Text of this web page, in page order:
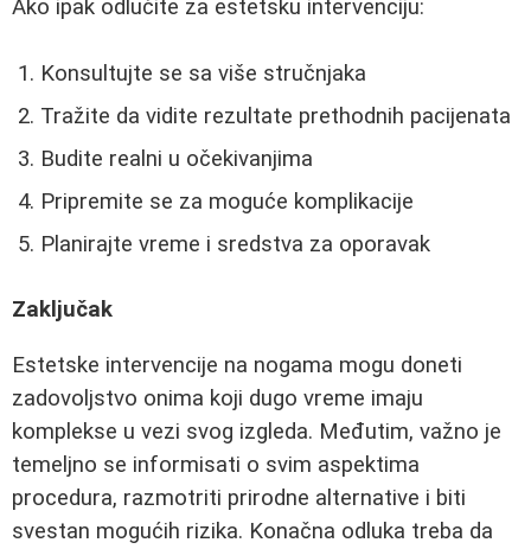
Ako ipak odlučite za estetsku intervenciju:
Konsultujte se sa više stručnjaka
Tražite da vidite rezultate prethodnih pacijenata
Budite realni u očekivanjima
Pripremite se za moguće komplikacije
Planirajte vreme i sredstva za oporavak
Zaključak
Estetske intervencije na nogama mogu doneti
zadovoljstvo onima koji dugo vreme imaju
komplekse u vezi svog izgleda. Međutim, važno je
temeljno se informisati o svim aspektima
procedura, razmotriti prirodne alternative i biti
svestan mogućih rizika. Konačna odluka treba da